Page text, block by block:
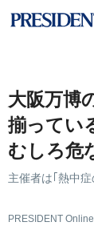
大阪万博
揃ってい
むしろ危
主催者は｢熱中
PRESIDENT Online